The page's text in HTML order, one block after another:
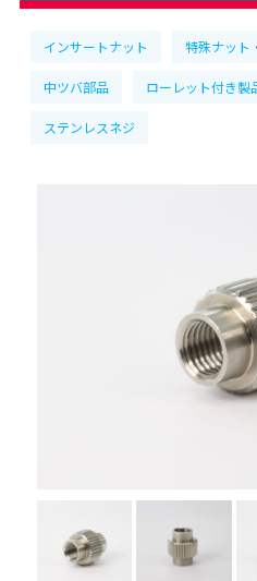
インサートナット 特殊ナット
中ツバ部品 ローレット付き製
ステンレスネジ